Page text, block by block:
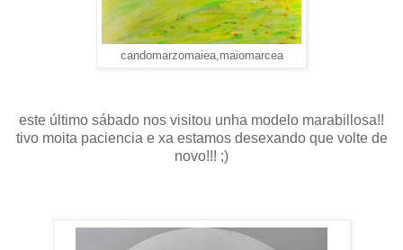
candomarzomaiea,maiomarcea
este último sábado nos visitou unha modelo marabillosa!!
tivo moita paciencia e xa estamos desexando que volte de
novo!!! ;)